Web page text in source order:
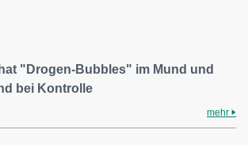
"Drogen-Bubbles" im Mund und
bei Kontrolle
mehr